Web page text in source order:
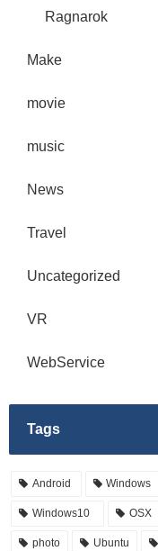
Ragnarok
Make
movie
music
News
Travel
Uncategorized
VR
WebService
Tags
Android Windows
Windows10 OSX
photo Ubuntu